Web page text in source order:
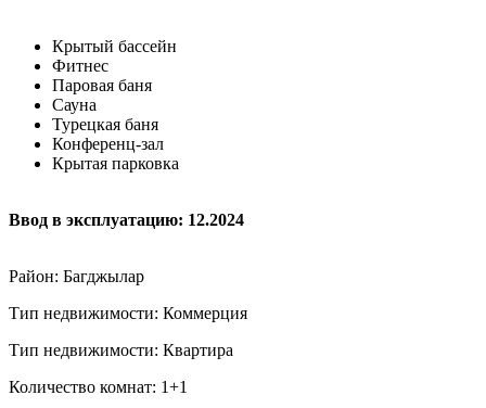
Крытый бассейн
Фитнес
Паровая баня
Сауна
Турецкая баня
Конференц-зал
Крытая парковка
Ввод в эксплуатацию: 12.2024
Район: Багджылар
Тип недвижимости: Коммерция
Тип недвижимости: Квартира
Количество комнат: 1+1